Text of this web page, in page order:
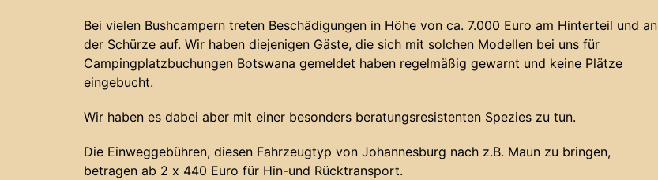
Bei vielen Bushcampern treten Beschädigungen in Höhe von ca. 7.000 Euro am Hinterteil und an
der Schürze auf. Wir haben diejenigen Gäste, die sich mit solchen Modellen bei uns für
Campingplatzbuchungen Botswana gemeldet haben regelmäßig gewarnt und keine Plätze
eingebucht.
Wir haben es dabei aber mit einer besonders beratungsresistenten Spezies zu tun.
Die Einweggebühren, diesen Fahrzeugtyp von Johannesburg nach z.B. Maun zu bringen,
betragen ab 2 x 440 Euro für Hin-und Rücktransport.